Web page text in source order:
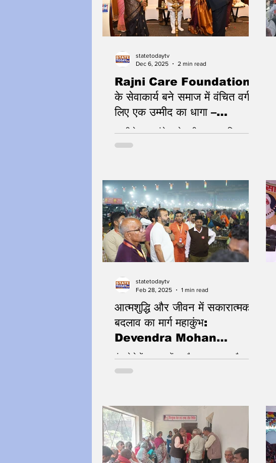
Rajni Care Foundation
के सेवाकार्य बने समाज में वंचित वर्ग के
लिए एक उम्मीद का धागा –
Devendra Mohan
Bhaiya Ji
रजनी केयर फाउंडेशन के तृतीय स्थापना दिवस पर
लखनऊ में जुटे संस्था के स्वयंसेवक
statetodaytv
Dec 6, 2025
2 min read
आत्मशुद्धि और जीवन में सकारात्मक
बदलाव का मार्ग महाकुंभ:
Devendra Mohan
Bhaiya Ji
कुंभ मेले में श्रद्धालुओं का सैलाब उमड़ा हुआ है। इसी
बीच, देवेंद्र मोहन भैया जी ने प्रयागराज पहुंचे
statetodaytv
Feb 28, 2025
1 min read